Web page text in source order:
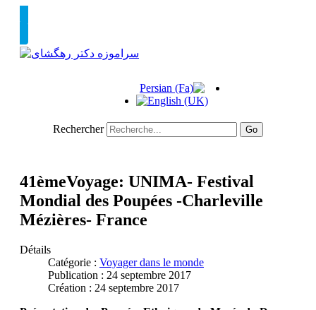
Rechercher Go
41èmeVoyage: UNIMA- Festival
Mondial des Poupées -Charleville
Mézières- France
Détails
Catégorie : Voyager dans le monde
Publication : 24 septembre 2017
Création : 24 septembre 2017